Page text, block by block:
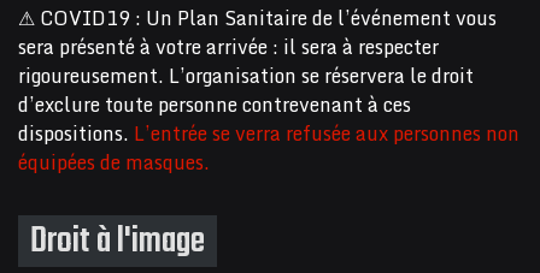
⚠ COVID19 : Un Plan Sanitaire de l’événement vous
sera présenté à votre arrivée : il sera à respecter
rigoureusement. L’organisation se réservera le droit
d’exclure toute personne contrevenant à ces
dispositions. L’entrée se verra refusée aux personnes non
équipées de masques.
Droit à l'image